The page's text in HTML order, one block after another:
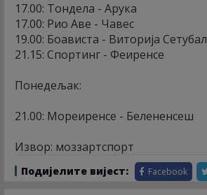
17.00: Тондела - Арука
17.00: Рио Аве - Чавес
19.00: Боависта - Виторија Сетубал
21.15: Спортинг - Феиренсе
Понедељак:
21.00: Мореиренсе - Белененсеш
Извор: моззартспорт
Подијелите вијест: Facebook